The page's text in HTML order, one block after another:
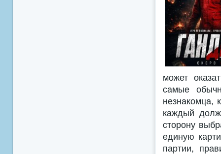
может
самые
незнакомца,
каждый
сторону
единую
партии,